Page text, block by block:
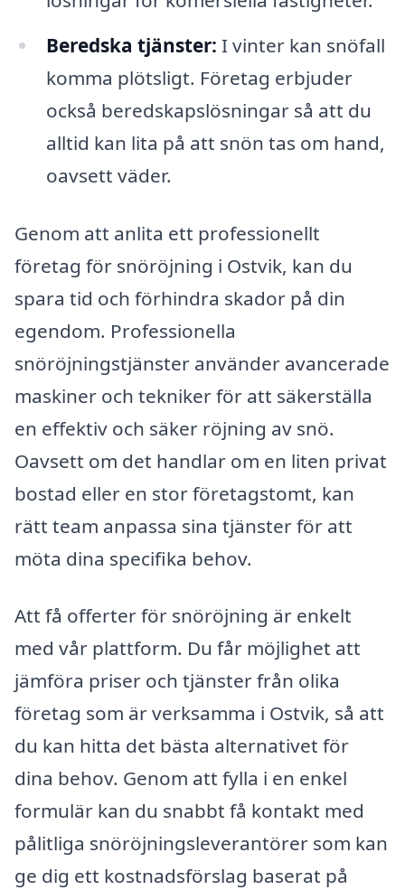
Beredska tjänster: I vinter kan snöfall
komma plötsligt. Företag erbjuder
också beredskapslösningar så att du
alltid kan lita på att snön tas om hand,
oavsett väder.
Genom att anlita ett professionellt
företag för snöröjning i Ostvik, kan du
spara tid och förhindra skador på din
egendom. Professionella
snöröjningstjänster använder avancerade
maskiner och tekniker för att säkerställa
en effektiv och säker röjning av snö.
Oavsett om det handlar om en liten privat
bostad eller en stor företagstomt, kan
rätt team anpassa sina tjänster för att
möta dina specifika behov.
Att få offerter för snöröjning är enkelt
med vår plattform. Du får möjlighet att
jämföra priser och tjänster från olika
företag som är verksamma i Ostvik, så att
du kan hitta det bästa alternativet för
dina behov. Genom att fylla i en enkel
formulär kan du snabbt få kontakt med
pålitliga snöröjningsleverantörer som kan
ge dig ett kostnadsförslag baserat på